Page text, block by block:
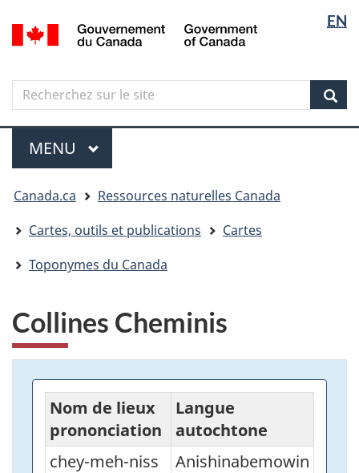
Aller
au
principal
Skip
to
government"
Passer
à
version
simplifiée
langue
EN
Canada
Search
Recherchez
sur
le
site
Menu
MENU PRINCIPAL
êtes
ici
Canada.ca
Ressources naturelles Canada
Cartes, outils et publications
Cartes
Toponymes du Canada
Collines Cheminis
Nom de lieux
prononciation
Langue
autochtone
chey-meh-niss
Anishinabemowin